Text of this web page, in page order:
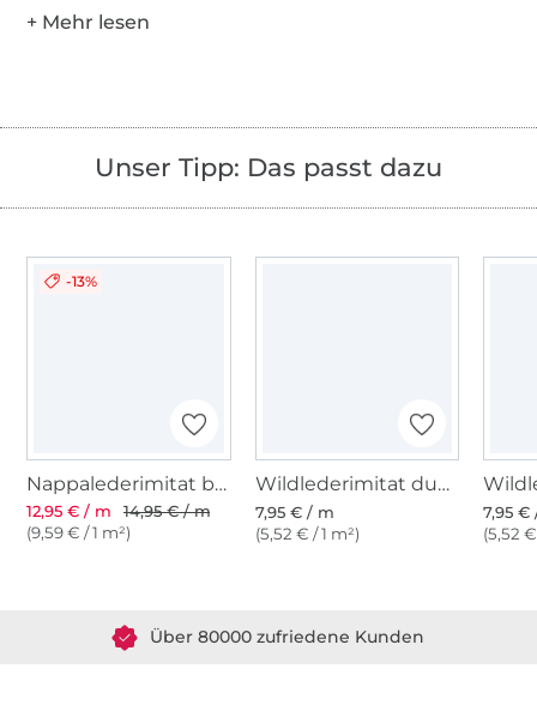
Unser Tipp: Das passt dazu
-13%
Nappalederimitat bordeaux
12,95 € / m
14,95 € / m
(9,59 € / 1 m²)
Wildlederimitat dunkeloliv
7,95 € / m
(5,52 € / 1 m²)
7,95 €
(5,52